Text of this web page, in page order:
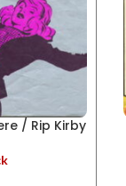
/ Rip Kirby